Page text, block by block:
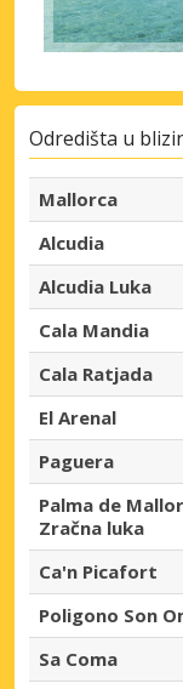
Odredišta u
Mallorca
Alcudia
Alcudia Luka
Cala Mandia
Cala Ratjada
El Arenal
Paguera
Palma de
Zračna luka
Ca'n Picafort
Poligono Son
Sa Coma